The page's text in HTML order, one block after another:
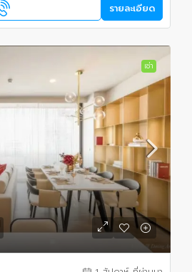
รายละเอียด
เช่า